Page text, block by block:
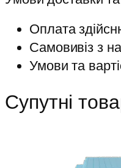
Оплата
Самовивіз з
Умови та
Супутні